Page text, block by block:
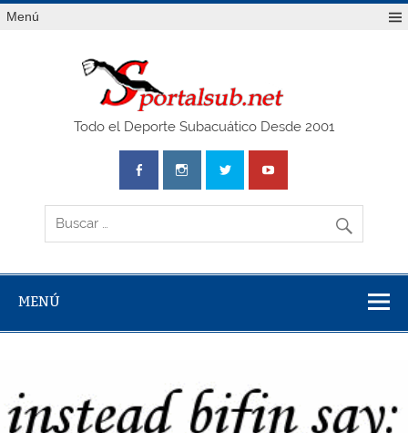
Saltar
alMenú
Todo el Deporte Subacuático Desde 2001
MENÚ